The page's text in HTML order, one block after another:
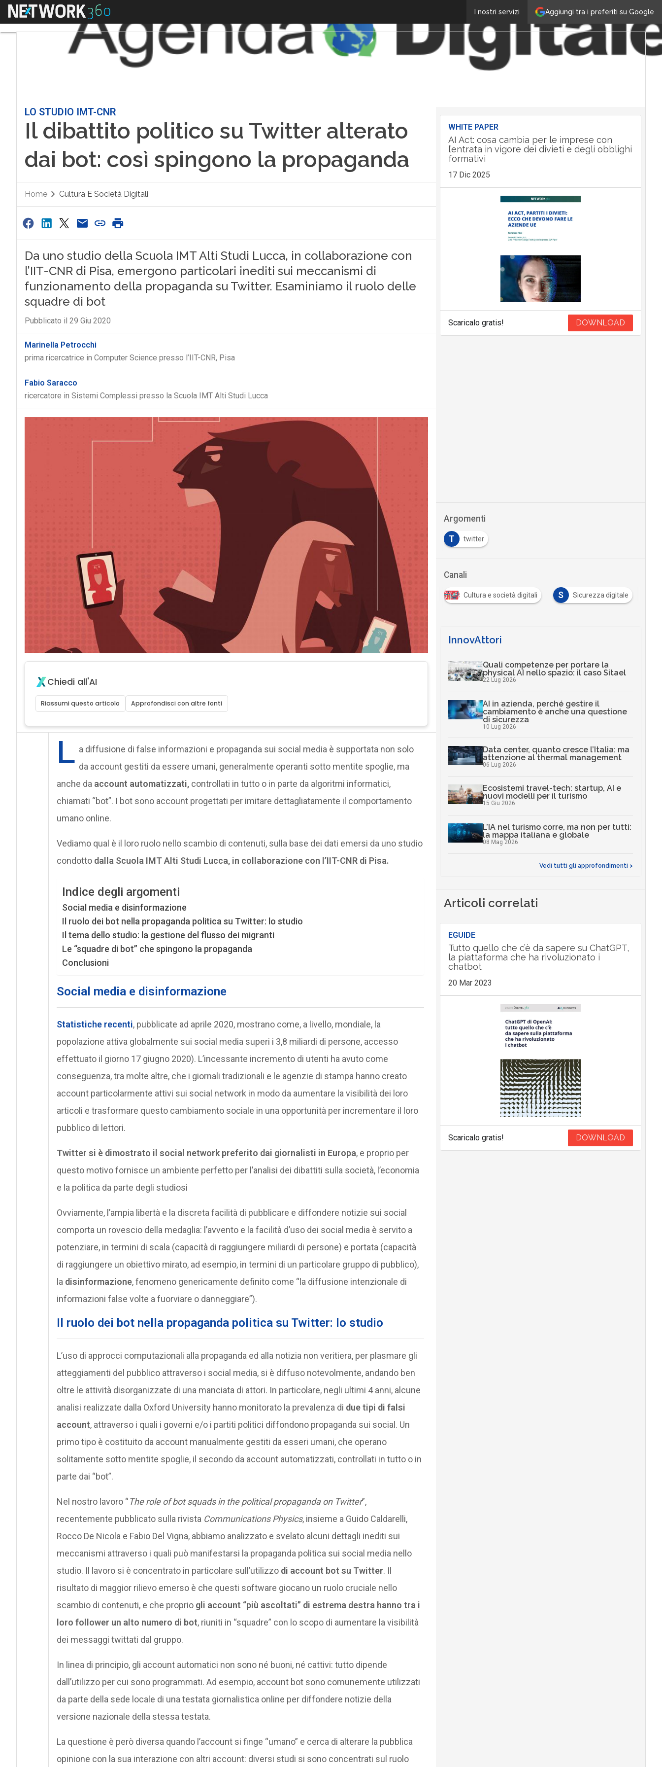
Aggiungi tra i preferiti su Google
I nostri servizi
Menu
LO STUDIO IMT-CNR
Il dibattito politico su Twitter alterato
dai bot: così spingono la propaganda
Home Cultura E Società Digitali
Da uno studio della Scuola IMT Alti Studi Lucca, in collaborazione con
l’IIT-CNR di Pisa, emergono particolari inediti sui meccanismi di
funzionamento della propaganda su Twitter. Esaminiamo il ruolo delle
squadre di bot
Pubblicato il 29 Giu 2020
Marinella Petrocchi
prima ricercatrice in Computer Science presso l’IIT-CNR, Pisa
Fabio Saracco
ricercatore in Sistemi Complessi presso la Scuola IMT Alti Studi Lucca
Chiedi all'AI
Riassumi questo articolo Approfondisci con altre fonti
L a diffusione di false informazioni e propaganda sui social media è supportata non solo
da account gestiti da essere umani, generalmente operanti sotto mentite spoglie, ma
anche da account automatizzati,controllati in tutto o in parte da algoritmi informatici,
chiamati “bot”. I bot sono account progettati per imitare dettagliatamente il comportamento
umano online.
Vediamo qual è il loro ruolo nello scambio di contenuti, sulla base dei dati emersi da uno studio
condotto dalla Scuola IMT Alti Studi Lucca, in collaborazione con l’IIT-CNR di Pisa.
Indice degli argomenti
Social media e disinformazione
Il ruolo dei bot nella propaganda politica su Twitter: lo studio
Il tema dello studio: la gestione del flusso dei migranti
Le “squadre di bot” che spingono la propaganda
Conclusioni
Social media e disinformazione
Statistiche recenti, pubblicate ad aprile 2020, mostrano come, a livello, mondiale, la
popolazione attiva globalmente sui social media superi i 3,8 miliardi di persone, accesso
effettuato il giorno 17 giugno 2020). L’incessante incremento di utenti ha avuto come
conseguenza, tra molte altre, che i giornali tradizionali e le agenzie di stampa hanno creato
account particolarmente attivi sui social network in modo da aumentare la visibilità dei loro
articoli e trasformare questo cambiamento sociale in una opportunità per incrementare il loro
pubblico di lettori.
Twitter si è dimostrato il social network preferito dai giornalisti in Europa, e proprio per
questo motivo fornisce un ambiente perfetto per l’analisi dei dibattiti sulla società, l’economia
e la politica da parte degli studiosi
Ovviamente, l’ampia libertà e la discreta facilità di pubblicare e diffondere notizie sui social
comporta un rovescio della medaglia: l’avvento e la facilità d’uso dei social media è servito a
potenziare, in termini di scala (capacità di raggiungere miliardi di persone) e portata (capacità
di raggiungere un obiettivo mirato, ad esempio, in termini di un particolare gruppo di pubblico),
la disinformazione, fenomeno genericamente definito come “la diffusione intenzionale di
informazioni false volte a fuorviare o danneggiare”).
Il ruolo dei bot nella propaganda politica su Twitter: lo studio
L’uso di approcci computazionali alla propaganda ed alla notizia non veritiera, per plasmare gli
atteggiamenti del pubblico attraverso i social media, si è diffuso notevolmente, andando ben
oltre le attività disorganizzate di una manciata di attori. In particolare, negli ultimi 4 anni, alcune
analisi realizzate dalla Oxford University hanno monitorato la prevalenza di due tipi di falsi
account, attraverso i quali i governi e/o i partiti politici diffondono propaganda sui social. Un
primo tipo è costituito da account manualmente gestiti da esseri umani, che operano
solitamente sotto mentite spoglie, il secondo da account automatizzati, controllati in tutto o in
parte dai “bot”.
Nel nostro lavoro “The role of bot squads in the political propaganda on Twitter”,
recentemente pubblicato sulla rivista Communications Physics, insieme a Guido Caldarelli,
Rocco De Nicola e Fabio Del Vigna, abbiamo analizzato e svelato alcuni dettagli inediti sui
meccanismi attraverso i quali può manifestarsi la propaganda politica sui social media nello
studio. Il lavoro si è concentrato in particolare sull’utilizzo di account bot su Twitter. Il
risultato di maggior rilievo emerso è che questi software giocano un ruolo cruciale nello
scambio di contenuti, e che proprio gli account “più ascoltati” di estrema destra hanno tra i
loro follower un alto numero di bot, riuniti in “squadre” con lo scopo di aumentare la visibilità
dei messaggi twittati dal gruppo.
In linea di principio, gli account automatici non sono né buoni, né cattivi: tutto dipende
dall’utilizzo per cui sono programmati. Ad esempio, account bot sono comunemente utilizzati
da parte della sede locale di una testata giornalistica online per diffondere notizie della
versione nazionale della stessa testata.
La questione è però diversa quando l’account si finge “umano” e cerca di alterare la pubblica
opinione con la sua interazione con altri account: diversi studi si sono concentrati sul ruolo
WHITE PAPER
AI Act: cosa cambia per le imprese con
l’entrata in vigore dei divieti e degli obblighi
formativi
17 Dic 2025
Scaricalo gratis! DOWNLOAD
Argomenti
T twitter
Canali
Cultura e società digitali S Sicurezza digitale
InnovAttori
Quali competenze per portare la
physical AI nello spazio: il caso Sitael
22 Lug 2026
AI in azienda, perché gestire il
cambiamento è anche una questione
di sicurezza
10 Lug 2026
Data center, quanto cresce l’Italia: ma
attenzione al thermal management
06 Lug 2026
Ecosistemi travel-tech: startup, AI e
nuovi modelli per il turismo
15 Giu 2026
L’IA nel turismo corre, ma non per tutti:
la mappa italiana e globale
08 Mag 2026
Vedi tutti gli approfondimenti >
Articoli correlati
EGUIDE
Tutto quello che c’è da sapere su ChatGPT,
la piattaforma che ha rivoluzionato i
chatbot
20 Mar 2023
Scaricalo gratis! DOWNLOAD